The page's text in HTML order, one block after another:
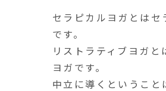
セラピカルヨガとはセ
です。
リストラティブヨガ
ヨガです。
中立に導くということ